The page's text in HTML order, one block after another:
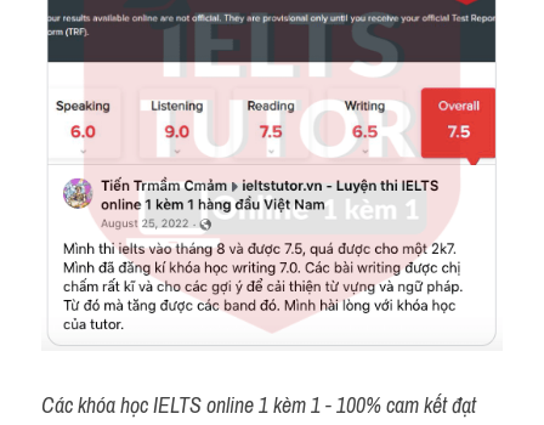
Các khóa học IELTS online 1 kèm 1 - 100% cam kết đạt